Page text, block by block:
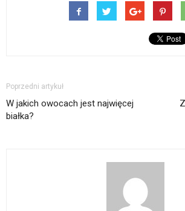
Poprzedni artykuł
W jakich owocach jest najwięcej
białka?